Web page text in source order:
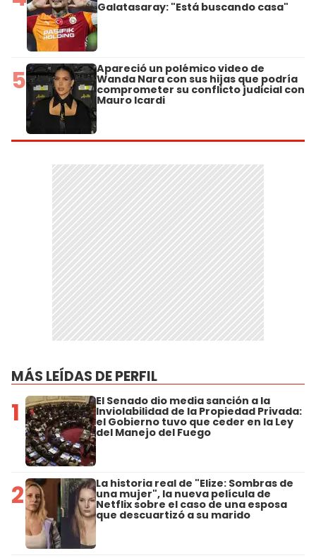
Galatasaray: "Está buscando casa"
5 Apareció un polémico video de
Wanda Nara con sus hijas que podría
comprometer su conflicto judicial con
Mauro Icardi
MÁS LEÍDAS DE PERFIL
1 El Senado dio media sanción a la
Inviolabilidad de la Propiedad Privada:
el Gobierno tuvo que ceder en la Ley
del Manejo del Fuego
2 La historia real de "Elize: Sombras de
una mujer", la nueva película de
Netflix sobre el caso de una esposa
que descuartizó a su marido